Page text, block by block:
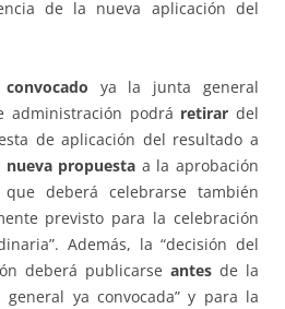
de la nueva aplicación del
ya la junta general
administración podrá retirardel
de aplicación del resultado a
nueva propuesta a la aprobación
deberá celebrarse también
previsto para la celebración
Además, la “decisión del
deberá publicarse antes de la
ya convocada” y para la